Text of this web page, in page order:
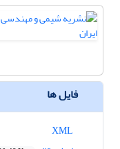
فایل ها